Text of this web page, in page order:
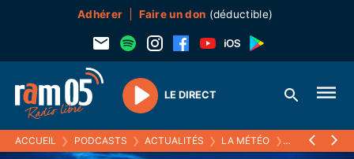
Adhérer Faire un don (déductible)
Play
LE DIRECT
ACCUEIL ❯ PODCASTS ❯ ACTUALITÉS ❯ LA MÉTÉO ❯ 22 AVRIL 2024